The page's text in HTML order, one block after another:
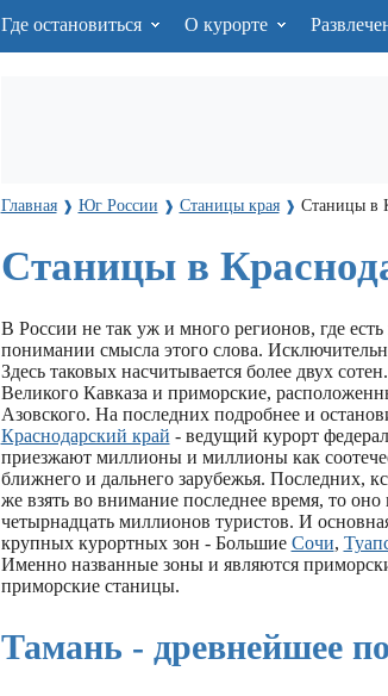
Где остановиться О курорте
Главная ❱ Юг России ❱ Станицы края ❱ Станицы в
Станицы в
В России не так уж и много регионов, где
понимании смысла этого слова.
Здесь таковых насчитывается более двух
Великого Кавказа и приморские,
Азовского. На последних подробнее и
Краснодарский край - ведущий курорт
приезжают миллионы и миллионы как
ближнего и дальнего зарубежья. Последних,
же взять во внимание последнее время, то
четырнадцать миллионов туристов. И
крупных курортных зон - Большие Сочи,
Именно названные зоны и являются
приморские станицы.
Тамань - древнейшее